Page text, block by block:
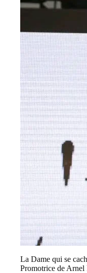
La Dame qui se
Promotrice de Arnel